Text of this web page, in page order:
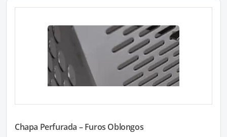
Chapa Perfurada – Furos Oblongos